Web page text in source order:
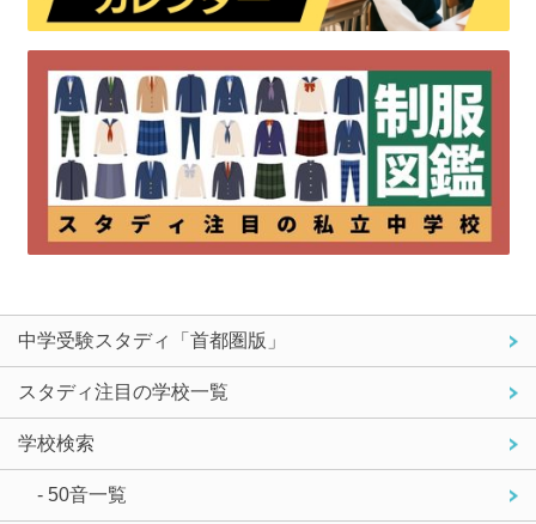
中学受験スタディ「首都圏版」
スタディ注目の学校一覧
学校検索
- 50音一覧